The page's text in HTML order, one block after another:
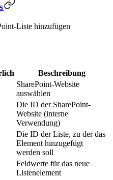
Liste hinzufügen
Beschreibung
SharePoint-Website
auswählen
Die ID der SharePoint-
Website (interne
Verwendung)
Die ID der Liste, zu der das
Element hinzugefügt
werden soll
Feldwerte für das neue
Listenelement